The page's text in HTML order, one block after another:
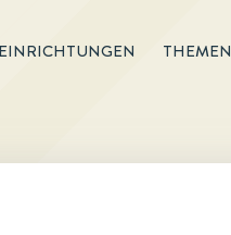
EINRICHTUNGEN THEMEN